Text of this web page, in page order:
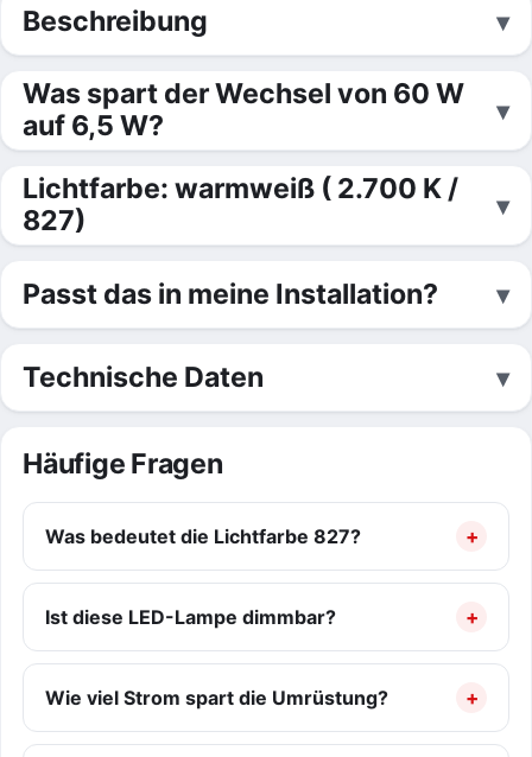
Beschreibung
Was spart der Wechsel von 60 W
auf 6,5 W?
Lichtfarbe: warmweiß ( 2.700 K /
827)
Passt das in meine Installation?
Technische Daten
Häufige Fragen
Was bedeutet die Lichtfarbe 827?
Ist diese LED-Lampe dimmbar?
Wie viel Strom spart die Umrüstung?